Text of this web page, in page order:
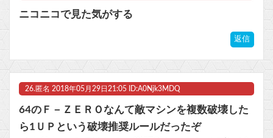
ニコニコで見た気がする
返信
26. 匿名 2018年05月29日21:05 ID:A0Njk3MDQ
64のＦ－ＺＥＲＯなんて敵マシンを複数破壊した
ら1ＵＰという破壊推奨ルールだったぞ